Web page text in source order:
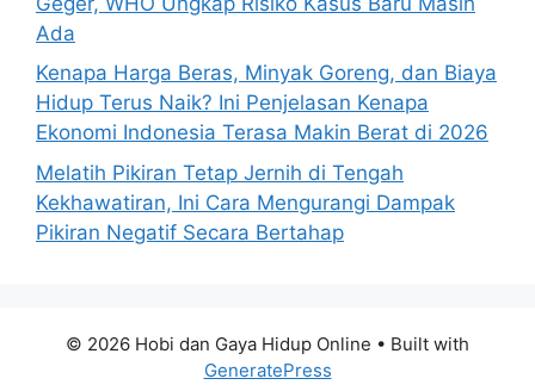
Ada
Kenapa Harga Beras, Minyak Goreng, dan Biaya
Hidup Terus Naik? Ini Penjelasan Kenapa
Ekonomi Indonesia Terasa Makin Berat di 2026
Melatih Pikiran Tetap Jernih di Tengah
Kekhawatiran, Ini Cara Mengurangi Dampak
Pikiran Negatif Secara Bertahap
© 2026 Hobi dan Gaya Hidup Online • Built with
GeneratePress